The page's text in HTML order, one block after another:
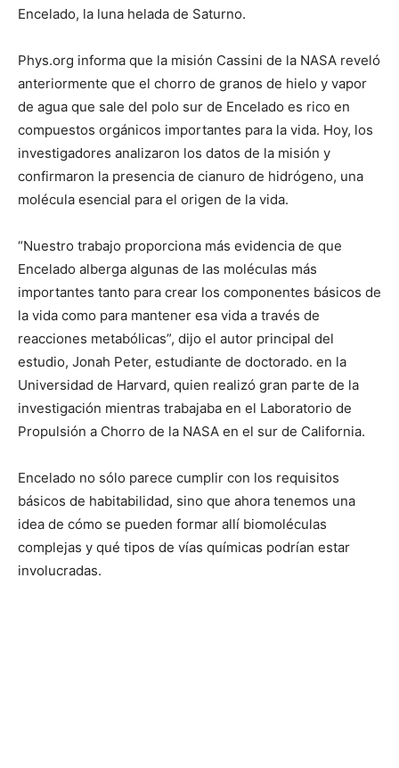
Encelado, la luna helada de Saturno.
Phys.org informa que la misión Cassini de la NASA reveló
anteriormente que el chorro de granos de hielo y vapor
de agua que sale del polo sur de Encelado es rico en
compuestos orgánicos importantes para la vida. Hoy, los
investigadores analizaron los datos de la misión y
confirmaron la presencia de cianuro de hidrógeno, una
molécula esencial para el origen de la vida.
“Nuestro trabajo proporciona más evidencia de que
Encelado alberga algunas de las moléculas más
importantes tanto para crear los componentes básicos de
la vida como para mantener esa vida a través de
reacciones metabólicas”, dijo el autor principal del
estudio, Jonah Peter, estudiante de doctorado. en la
Universidad de Harvard, quien realizó gran parte de la
investigación mientras trabajaba en el Laboratorio de
Propulsión a Chorro de la NASA en el sur de California.
Encelado no sólo parece cumplir con los requisitos
básicos de habitabilidad, sino que ahora tenemos una
idea de cómo se pueden formar allí biomoléculas
complejas y qué tipos de vías químicas podrían estar
involucradas.